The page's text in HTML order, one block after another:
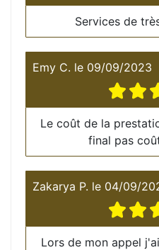
Services de
Emy C. le 09/09/2023
Le coût de la
final pas
Zakarya P. le 04/09/
Lors de mon appel